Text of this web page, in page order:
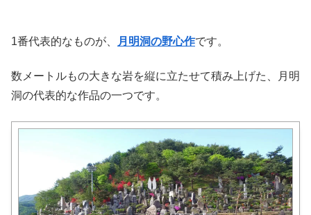
1番代表的なものが、 月明洞の野心作です。
数メートルもの大きな岩を縦に立たせて積み上げた、月明
洞の代表的な作品の一つです。